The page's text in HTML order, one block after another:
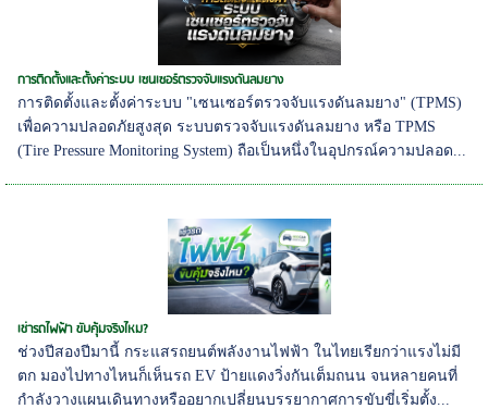
การติดตั้งและตั้งค่าระบบ เซนเซอร์ตรวจจับแรงดันลมยาง
การติดตั้งและตั้งค่าระบบ "เซนเซอร์ตรวจจับแรงดันลมยาง" (TPMS)
เพื่อความปลอดภัยสูงสุด ระบบตรวจจับแรงดันลมยาง หรือ TPMS
(Tire Pressure Monitoring System) ถือเป็นหนึ่งในอุปกรณ์ความปลอด...
เช่ารถไฟฟ้า ขับคุ้มจริงไหม?
ช่วงปีสองปีมานี้ กระแสรถยนต์พลังงานไฟฟ้า ในไทยเรียกว่าแรงไม่มี
ตก มองไปทางไหนก็เห็นรถ EV ป้ายแดงวิ่งกันเต็มถนน จนหลายคนที่
กำลังวางแผนเดินทางหรืออยากเปลี่ยนบรรยากาศการขับขี่เริ่มตั้ง...